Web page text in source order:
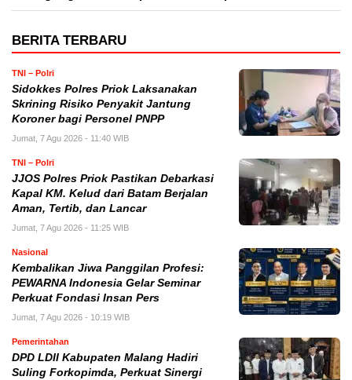
BERITA TERBARU
TNI – Polri
Sidokkes Polres Priok Laksanakan
Skrining Risiko Penyakit Jantung
Koroner bagi Personel PNPP
Jumat, 7 Agu 2026 - 11:40 WIB
TNI – Polri
JJOS Polres Priok Pastikan Debarkasi
Kapal KM. Kelud dari Batam Berjalan
Aman, Tertib, dan Lancar
Jumat, 7 Agu 2026 - 11:25 WIB
Nasional
Kembalikan Jiwa Panggilan Profesi:
PEWARNA Indonesia Gelar Seminar
Perkuat Fondasi Insan Pers
Jumat, 7 Agu 2026 - 10:19 WIB
Pemerintahan
DPD LDII Kabupaten Malang Hadiri
Suling Forkopimda, Perkuat Sinergi